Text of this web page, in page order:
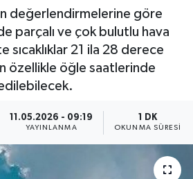
değerlendirmelerine göre
parçalı ve çok bulutlu hava
sıcaklıklar 21 ila 28 derece
özellikle öğle saatlerinde
11.05.2026 - 09:19
YAYINLANMA
1 DK
OKUNMA SÜRESI